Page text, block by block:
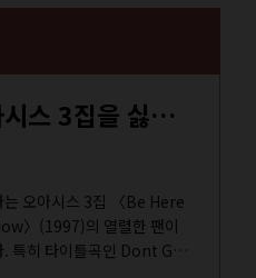
노엘 갤러거가 오아시스 3집을 싫어하는 이유 | DEFINITELY MAYBE, AGAIN
는 오아시스 3집 〈Be Here
〉(1997)의 열렬한 팬이
. 특히 타이틀곡인 Dont Go